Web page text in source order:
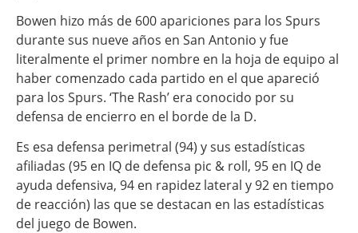
Bowen hizo más de 600 apariciones para los Spurs
durante sus nueve años en San Antonio y fue
literalmente el primer nombre en la hoja de equipo al
haber comenzado cada partido en el que apareció
para los Spurs. ‘The Rash’ era conocido por su
defensa de encierro en el borde de la D.
Es esa defensa perimetral (94) y sus estadísticas
afiliadas (95 en IQ de defensa pic & roll, 95 en IQ de
ayuda defensiva, 94 en rapidez lateral y 92 en tiempo
de reacción) las que se destacan en las estadísticas
del juego de Bowen.